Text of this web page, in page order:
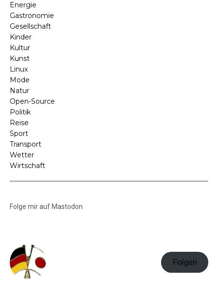
Energie
Gastronomie
Gesellschaft
Kinder
Kultur
Kunst
Linux
Mode
Natur
Open-Source
Politik
Reise
Sport
Transport
Wetter
Wirtschaft
Folge mir auf Mastodon
Folgen